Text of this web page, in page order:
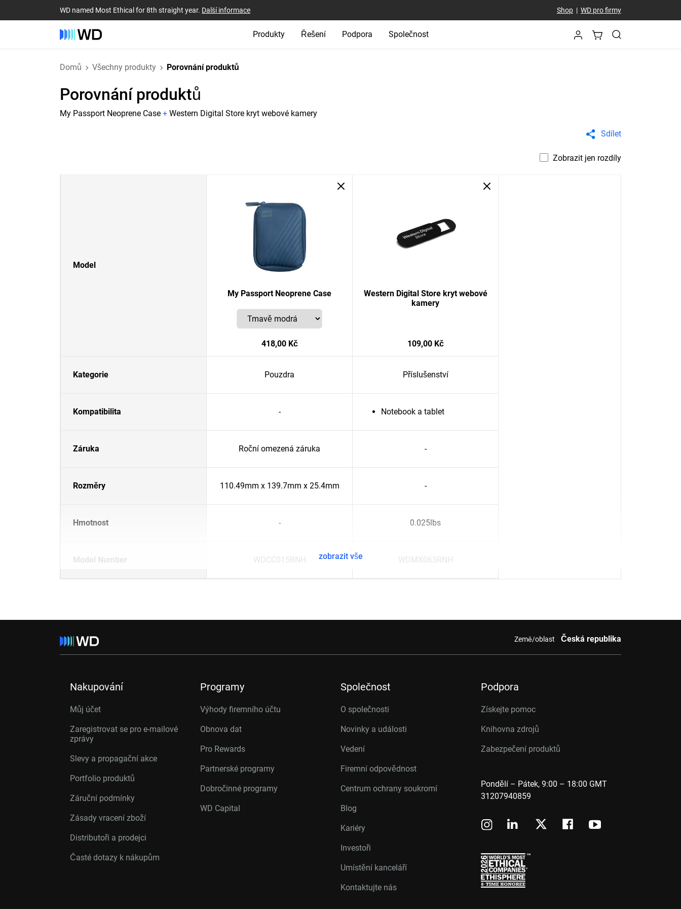
WD named Most Ethical for 8th straight year. Další informace Shop| WD pro firmy
Produkty Řešení Podpora Společnost
Domů Všechny produkty Porovnání produktů
Porovnání produktů
My Passport Neoprene Case + Western Digital Store kryt webové kamery
Sdílet
Zobrazit jen rozdíly
Model
My Passport Neoprene Case
418,00 Kč
Western Digital Store kryt webové
kamery
109,00 Kč
Kategorie Pouzdra Příslušenství
Kompatibilita - Notebook a tablet
Záruka Roční omezená záruka -
Rozměry 110.49mm x 139.7mm x 25.4mm -
Hmotnost - 0.025lbs
Model Number WDCC015RNH WDMX063RNH
zobrazit vše
Země/oblast Česká republika
Nakupování
Můj účet
Zaregistrovat se pro e-mailové
zprávy
Slevy a propagační akce
Portfolio produktů
Záruční podmínky
Zásady vracení zboží
Distributoři a prodejci
Časté dotazy k nákupům
Programy
Výhody firemního účtu
Obnova dat
Pro Rewards
Partnerské programy
Dobročinné programy
WD Capital
Společnost
O společnosti
Novinky a události
Vedení
Firemní odpovědnost
Centrum ochrany soukromí
Blog
Kariéry
Investoři
Umístění kanceláří
Kontaktujte nás
Podpora
Získejte pomoc
Knihovna zdrojů
Zabezpečení produktů
Pondělí – Pátek, 9:00 – 18:00 GMT
31207940859